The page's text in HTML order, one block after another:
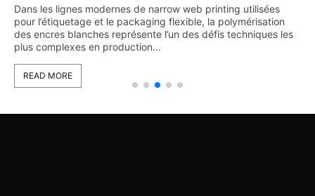
Dans les lignes modernes de narrow web printing utilisées
pour l’étiquetage et le packaging flexible, la polymérisation
des encres blanches représente l’un des défis techniques les
plus complexes en production...
READ MORE